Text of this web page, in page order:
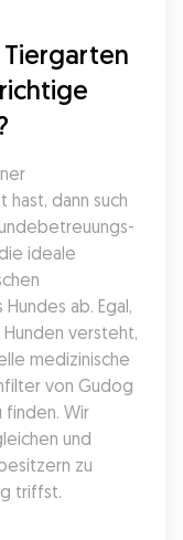
hast, dann such
ideale
ab. Egal,
versteht,
medizinische
von Gudog
Wir
und
zu
triffst.